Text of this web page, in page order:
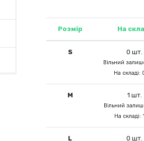
Розмір На
S 0 шт.
Вільний
На складі:
M 1 шт.
Вільний
На складі:
L 0 шт.